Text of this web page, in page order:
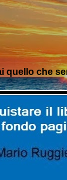
quello che